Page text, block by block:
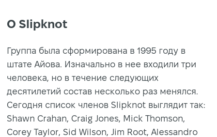
О Slipknot
Группа была сформирована в 1995 году в
штате Айова. Изначально в нее входили три
человека, но в течение следующих
десятилетий состав несколько раз менялся.
Сегодня список членов Slipknot выглядит так:
Shawn Crahan, Craig Jones, Mick Thomson,
Corey Taylor, Sid Wilson, Jim Root, Alessandro